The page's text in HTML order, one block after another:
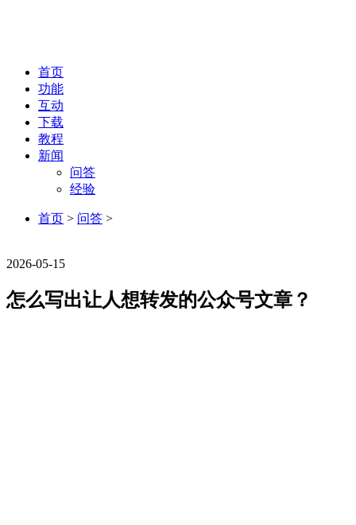
首页
功能
互动
下载
教程
新闻
问答
经验
首页 > 问答 >
2026-05-15
怎么写出让人想转发的公众号文章？